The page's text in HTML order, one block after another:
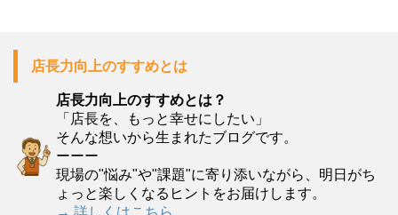
店長力向上のすすめとは
店長力向上のすすめとは？
「店長を、もっと幸せにしたい」
そんな想いから生まれたブログです。
ーーー
現場の"悩み"や"課題"に寄り添いながら、明日がち
ょっと楽しくなるヒントをお届けします。